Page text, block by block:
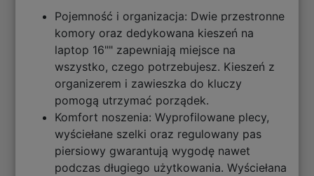
Pojemność i organizacja: Dwie przestronne
komory oraz dedykowana kieszeń na
laptop 16"" zapewniają miejsce na
wszystko, czego potrzebujesz. Kieszeń z
organizerem i zawieszka do kluczy
pomogą utrzymać porządek.
Komfort noszenia: Wyprofilowane plecy,
wyściełane szelki oraz regulowany pas
piersiowy gwarantują wygodę nawet
podczas długiego użytkowania. Wyściełana